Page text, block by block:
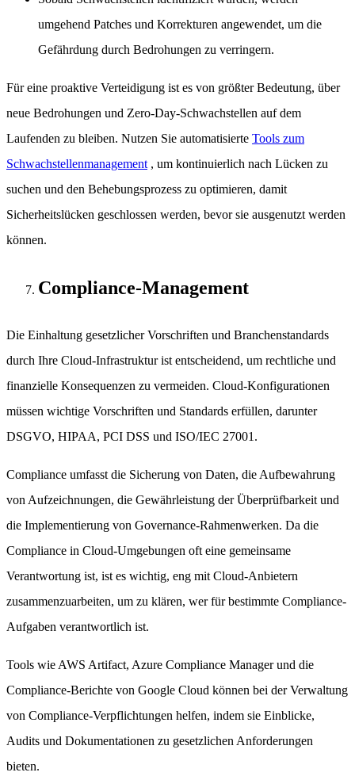
umgehend Patches und Korrekturen angewendet, um die
Gefährdung durch Bedrohungen zu verringern.
Für eine proaktive Verteidigung ist es von größter Bedeutung, über
neue Bedrohungen und Zero-Day-Schwachstellen auf dem
Laufenden zu bleiben. Nutzen Sie automatisierte Tools zum
Schwachstellenmanagement, um kontinuierlich nach Lücken zu
suchen und den Behebungsprozess zu optimieren, damit
Sicherheitslücken geschlossen werden, bevor sie ausgenutzt werden
können.
Compliance-Management
Die Einhaltung gesetzlicher Vorschriften und Branchenstandards
durch Ihre Cloud-Infrastruktur ist entscheidend, um rechtliche und
finanzielle Konsequenzen zu vermeiden. Cloud-Konfigurationen
müssen wichtige Vorschriften und Standards erfüllen, darunter
DSGVO, HIPAA, PCI DSS und ISO/IEC 27001.
Compliance umfasst die Sicherung von Daten, die Aufbewahrung
von Aufzeichnungen, die Gewährleistung der Überprüfbarkeit und
die Implementierung von Governance-Rahmenwerken. Da die
Compliance in Cloud-Umgebungen oft eine gemeinsame
Verantwortung ist, ist es wichtig, eng mit Cloud-Anbietern
zusammenzuarbeiten, um zu klären, wer für bestimmte Compliance-
Aufgaben verantwortlich ist.
Tools wie AWS Artifact, Azure Compliance Manager und die
Compliance-Berichte von Google Cloud können bei der Verwaltung
von Compliance-Verpflichtungen helfen, indem sie Einblicke,
Audits und Dokumentationen zu gesetzlichen Anforderungen
bieten.